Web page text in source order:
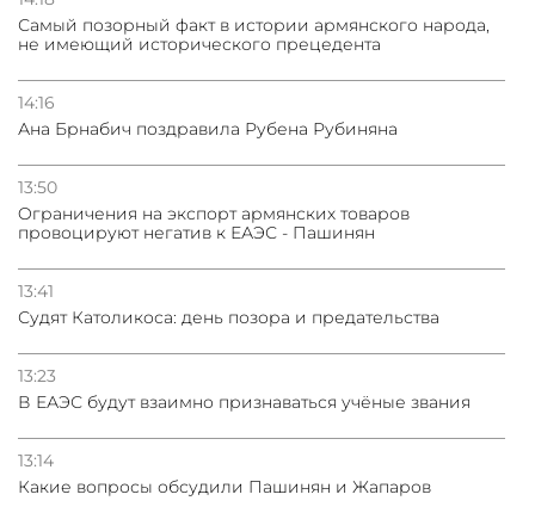
Самый позорный факт в истории армянского народа,
не имеющий исторического прецедента
14:16
Ана Брнабич поздравила Рубена Рубиняна
13:50
Oграничения на экспорт армянских товаров
провоцируют негатив к ЕАЭС - Пашинян
13:41
Судят Католикоса: день позора и предательства
13:23
В ЕАЭС будут взаимно признаваться учёные звания
13:14
Какие вопросы обсудили Пашинян и Жапаров